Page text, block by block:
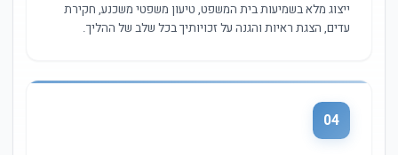
ייצוג מלא בשמיעות בית המשפט, טיעון משפטי משכנע, חקירת
עדים, הצגת ראיות והגנה על זכויותיך בכל שלב של ההליך.
04